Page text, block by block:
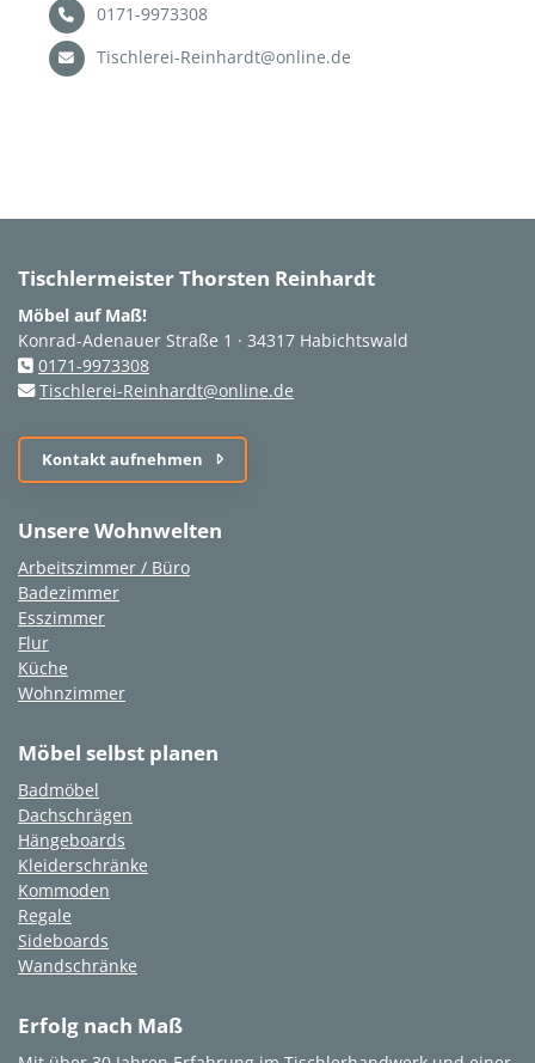
0171-9973308
Tischlerei-Reinhardt@online.de
Tischlermeister Thorsten Reinhardt
Möbel auf Maß!
Konrad-Adenauer Straße 1 · 34317 Habichtswald
0171-9973308
Tischlerei-Reinhardt@online.de
Kontakt aufnehmen
Unsere Wohnwelten
Arbeitszimmer / Büro
Badezimmer
Esszimmer
Flur
Küche
Wohnzimmer
Möbel selbst planen
Badmöbel
Dachschrägen
Hängeboards
Kleiderschränke
Kommoden
Regale
Sideboards
Wandschränke
Erfolg nach Maß